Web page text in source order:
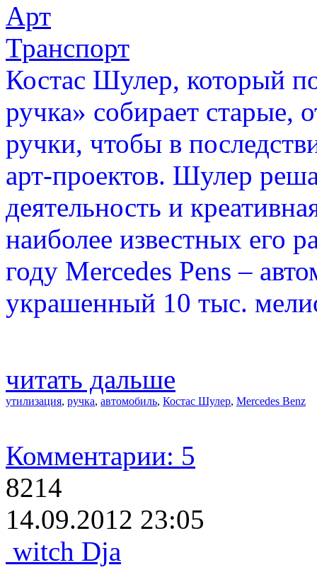
Арт
Транспорт
Костас Шулер, который
ручка» собирает старые,
ручки, чтобы в
арт-проектов. Шулер
деятельность и
наиболее известных его
году Mercedes Pens –
украшенный 10 тыс.
читать дальше
утилизация, ручка, автомобиль, Костас Шулер, Mercedes Benz
Комментарии: 5
8214
14.09.2012 23:05
witch Dja